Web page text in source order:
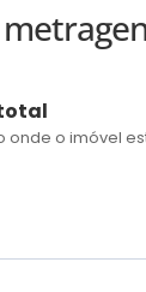
onde o imóvel